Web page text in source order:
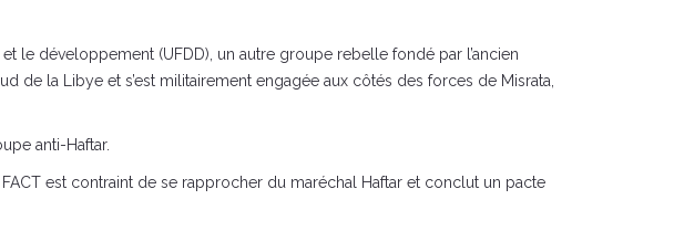
le développement (UFDD), un autre groupe rebelle fondé par l’ancien
de la Libye et s’est militairement engagée aux côtés des forces de Misrata,
anti-Haftar.
est contraint de se rapprocher du maréchal Haftar et conclut un pacte